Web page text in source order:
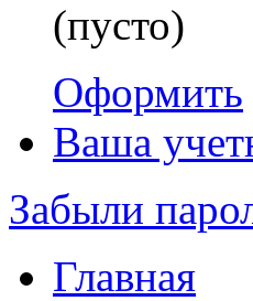
(пусто)
Оформить
Ваша
Забыли
Главная